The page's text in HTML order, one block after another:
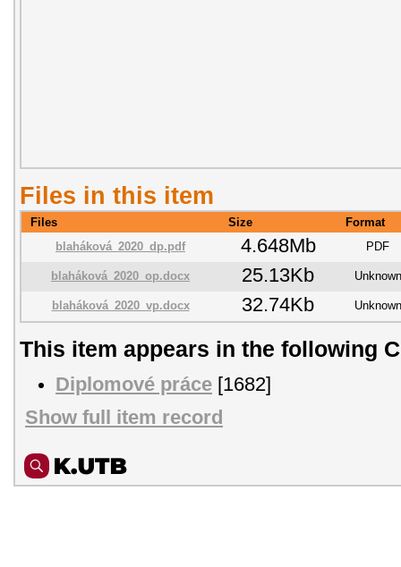
Files in this item
Files Size
Format
blaháková_2020_dp.pdf
4.648Mb PDF
blaháková_2020_op.docx 25.13Kb Unknown
blaháková_2020_vp.docx 32.74Kb Unknown
This item appears in the following
Diplomové práce [1682]
Show full item record